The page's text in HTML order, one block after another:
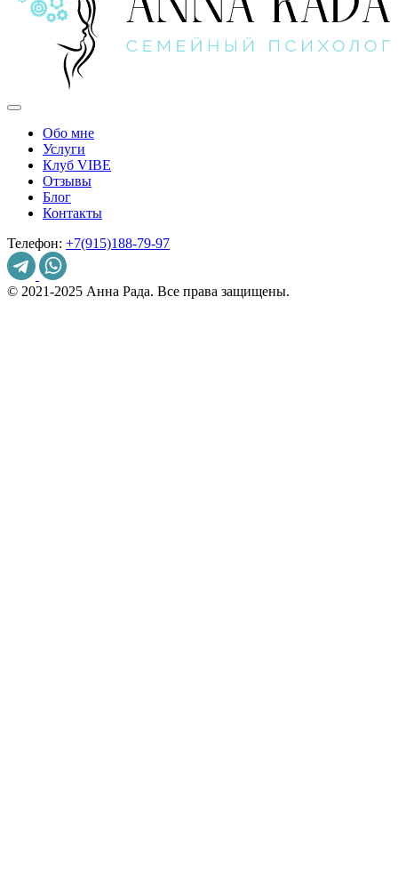
Обо мне
Услуги
Клуб VIBE
Отзывы
Блог
Контакты
Телефон: +7(915)188-79-97
© 2021-2025 Анна Рада. Все права защищены.